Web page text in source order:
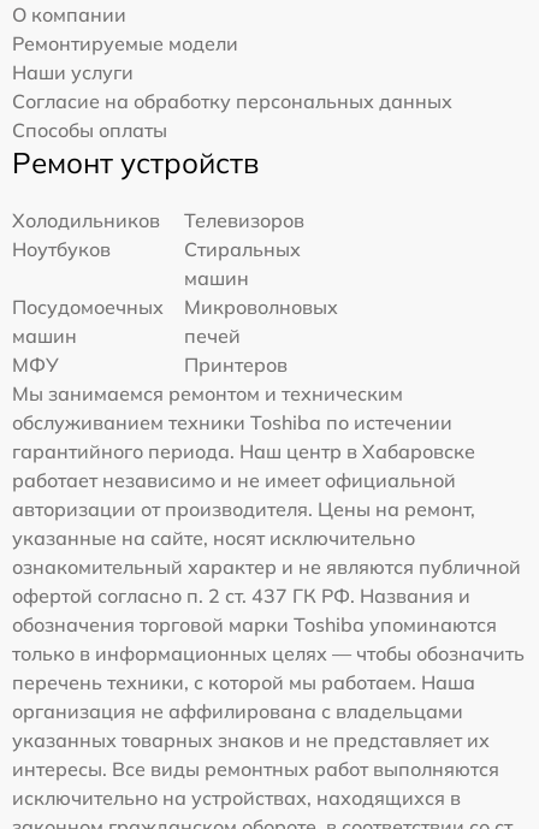
О компании
Ремонтируемые модели
Наши услуги
Согласие на обработку персональных данных
Способы оплаты
Ремонт устройств
Холодильников
Телевизоров
Ноутбуков
Стиральных
машин
Посудомоечных
машин
Микроволновых
печей
МФУ
Принтеров
Мы занимаемся ремонтом и техническим
обслуживанием техники Toshiba по истечении
гарантийного периода. Наш центр в Хабаровске
работает независимо и не имеет официальной
авторизации от производителя. Цены на ремонт,
указанные на сайте, носят исключительно
ознакомительный характер и не являются публичной
офертой согласно п. 2 ст. 437 ГК РФ. Названия и
обозначения торговой марки Toshiba упоминаются
только в информационных целях — чтобы обозначить
перечень техники, с которой мы работаем. Наша
организация не аффилирована с владельцами
указанных товарных знаков и не представляет их
интересы. Все виды ремонтных работ выполняются
исключительно на устройствах, находящихся в